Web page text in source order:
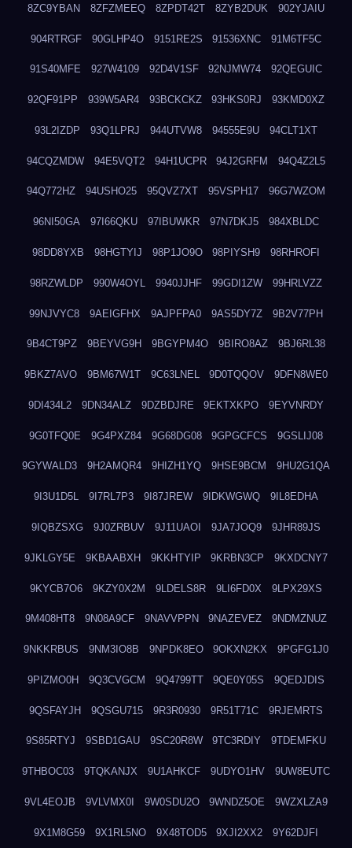
8ZC9YBAN 8ZFZMEEQ 8ZPDT42T 8ZYB2DUK 902YJAIU
904RTRGF 90GLHP4O 9151RE2S 91536XNC 91M6TF5C
91S40MFE 927W4109 92D4V1SF 92NJMW74 92QEGUIC
92QF91PP 939W5AR4 93BCKCKZ 93HKS0RJ 93KMD0XZ
93L2IZDP 93Q1LPRJ 944UTVW8 94555E9U 94CLT1XT
94CQZMDW 94E5VQT2 94H1UCPR 94J2GRFM 94Q4Z2L5
94Q772HZ 94USHO25 95QVZ7XT 95VSPH17 96G7WZOM
96NI50GA 97I66QKU 97IBUWKR 97N7DKJ5 984XBLDC
98DD8YXB 98HGTYIJ 98P1JO9O 98PIYSH9 98RHROFI
98RZWLDP 990W4OYL 9940JJHF 99GDI1ZW 99HRLVZZ
99NJVYC8 9AEIGFHX 9AJPFPA0 9AS5DY7Z 9B2V77PH
9B4CT9PZ 9BEYVG9H 9BGYPM4O 9BIRO8AZ 9BJ6RL38
9BKZ7AVO 9BM67W1T 9C63LNEL 9D0TQQOV 9DFN8WE0
9DI434L2 9DN34ALZ 9DZBDJRE 9EKTXKPO 9EYVNRDY
9G0TFQ0E 9G4PXZ84 9G68DG08 9GPGCFCS 9GSLIJ08
9GYWALD3 9H2AMQR4 9HIZH1YQ 9HSE9BCM 9HU2G1QA
9I3U1D5L 9I7RL7P3 9I87JREW 9IDKWGWQ 9IL8EDHA
9IQBZSXG 9J0ZRBUV 9J11UAOI 9JA7JOQ9 9JHR89JS
9JKLGY5E 9KBAABXH 9KKHTYIP 9KRBN3CP 9KXDCNY7
9KYCB7O6 9KZY0X2M 9LDELS8R 9LI6FD0X 9LPX29XS
9M408HT8 9N08A9CF 9NAVVPPN 9NAZEVEZ 9NDMZNUZ
9NKKRBUS 9NM3IO8B 9NPDK8EO 9OKXN2KX 9PGFG1J0
9PIZMO0H 9Q3CVGCM 9Q4799TT 9QE0Y05S 9QEDJDIS
9QSFAYJH 9QSGU715 9R3R0930 9R51T71C 9RJEMRTS
9S85RTYJ 9SBD1GAU 9SC20R8W 9TC3RDIY 9TDEMFKU
9THBOC03 9TQKANJX 9U1AHKCF 9UDYO1HV 9UW8EUTC
9VL4EOJB 9VLVMX0I 9W0SDU2O 9WNDZ5OE 9WZXLZA9
9X1M8G59 9X1RL5NO 9X48TOD5 9XJI2XX2 9Y62DJFI